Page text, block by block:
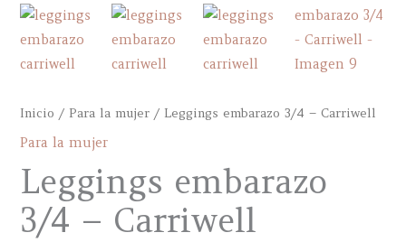
Inicio / Para la mujer / Leggings embarazo 3/4 – Carriwell
Para la mujer
Leggings embarazo
3/4 – Carriwell